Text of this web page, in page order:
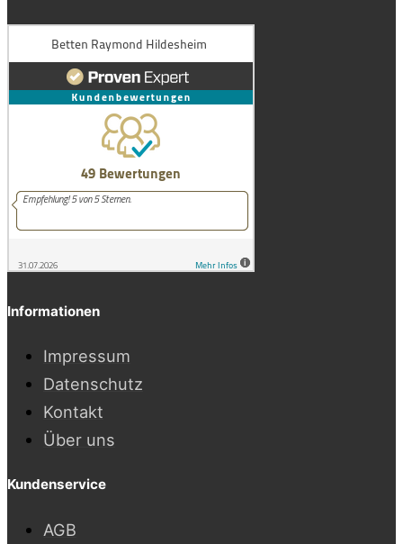
Informationen
Impressum
Datenschutz
Kontakt
Über uns
Kundenservice
AGB